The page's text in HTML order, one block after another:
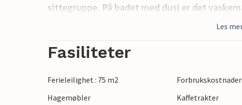
sittegruppe. På badet med dusj er det
Du kan ta imot dagen på terrassen med
soling om sommeren og skøyter om vinteren.
Les
Fasiliteter
Ferieleilighet : 75 m2
Hagemøbler
Kaffetrakter